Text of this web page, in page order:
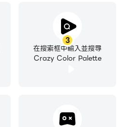
3
在搜索框中輸入並搜尋
Crazy Color Palette